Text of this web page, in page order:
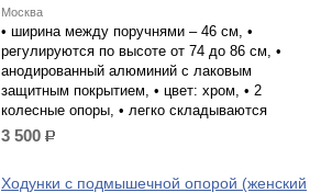
Москва
• ширина между поручнями – 46 см, •
регулируются по высоте от 74 до 86 см, •
анодированный алюминий c лаковым
защитным покрытием, • цвет: хром, • 2
колесные опоры, • легко складываются
3 500 р.
Ходунки с подмышечной опорой (женский